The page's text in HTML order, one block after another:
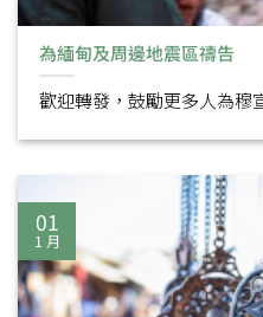
為緬甸及周邊地震區禱告
歡迎轉發，鼓勵更多人為穆
01
1 月